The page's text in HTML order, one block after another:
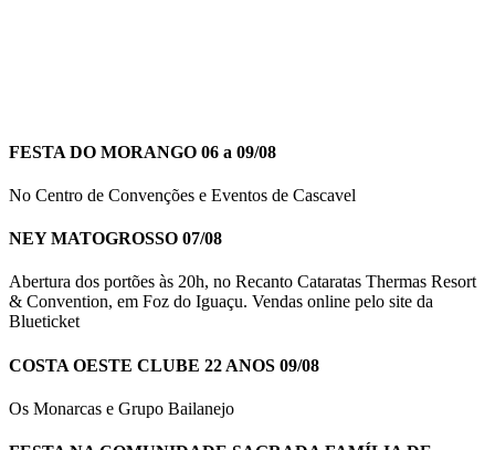
FESTA DO MORANGO 06 a 09/08
No Centro de Convenções e Eventos de Cascavel
NEY MATOGROSSO 07/08
Abertura dos portões às 20h, no Recanto Cataratas Thermas Resort
& Convention, em Foz do Iguaçu. Vendas online pelo site da
Blueticket
COSTA OESTE CLUBE 22 ANOS 09/08
Os Monarcas e Grupo Bailanejo